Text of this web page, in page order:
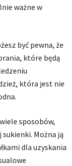
ważne w
być pewna, że
które będą
która jest nie
sposobów,
Można ją
dla uzyskania